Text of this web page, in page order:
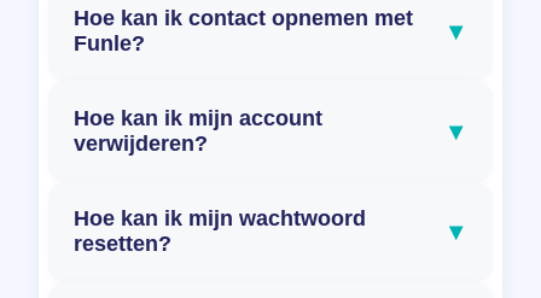
Hoe kan ik contact opnemen met
Funle?
▾
Hoe kan ik mijn account
verwijderen?
▾
Hoe kan ik mijn wachtwoord
resetten?
▾